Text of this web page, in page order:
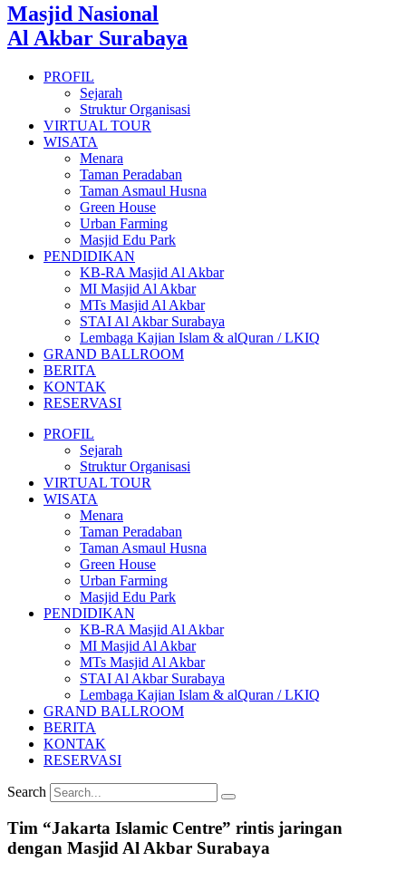
Masjid Nasional
Al Akbar Surabaya
PROFIL
Sejarah
Struktur Organisasi
VIRTUAL TOUR
WISATA
Menara
Taman Peradaban
Taman Asmaul Husna
Green House
Urban Farming
Masjid Edu Park
PENDIDIKAN
KB-RA Masjid Al Akbar
MI Masjid Al Akbar
MTs Masjid Al Akbar
STAI Al Akbar Surabaya
Lembaga Kajian Islam & alQuran / LKIQ
GRAND BALLROOM
BERITA
KONTAK
RESERVASI
PROFIL
Sejarah
Struktur Organisasi
VIRTUAL TOUR
WISATA
Menara
Taman Peradaban
Taman Asmaul Husna
Green House
Urban Farming
Masjid Edu Park
PENDIDIKAN
KB-RA Masjid Al Akbar
MI Masjid Al Akbar
MTs Masjid Al Akbar
STAI Al Akbar Surabaya
Lembaga Kajian Islam & alQuran / LKIQ
GRAND BALLROOM
BERITA
KONTAK
RESERVASI
Search
Tim “Jakarta Islamic Centre” rintis jaringan
dengan Masjid Al Akbar Surabaya